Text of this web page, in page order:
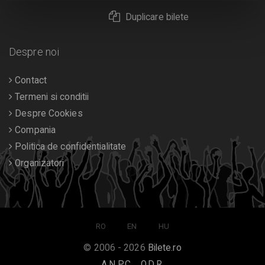
Duplicare bilete
Despre noi
Contact
Termeni si conditii
Despre Cookies
Compania
Politica de confidentialitate
Organizatori
RO EN HU
© 2006 - 2026 Bilete.ro